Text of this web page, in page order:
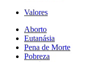
Valores
Aborto
Eutanásia
Pena de Morte
Pobreza